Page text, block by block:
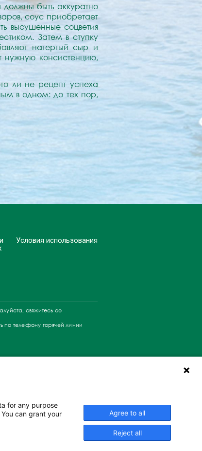
должны быть аккуратно
соус приобретает
высушенные соцветия
Затем в ступку
натертый сыр и
нужную консистенцию,
ли не рецепт успеха
в одном: до тех пор,
Условия использования
свяжитесь со
по телефону горячей линии
С
for any purpose
can grant your
Agree to all
Reject all